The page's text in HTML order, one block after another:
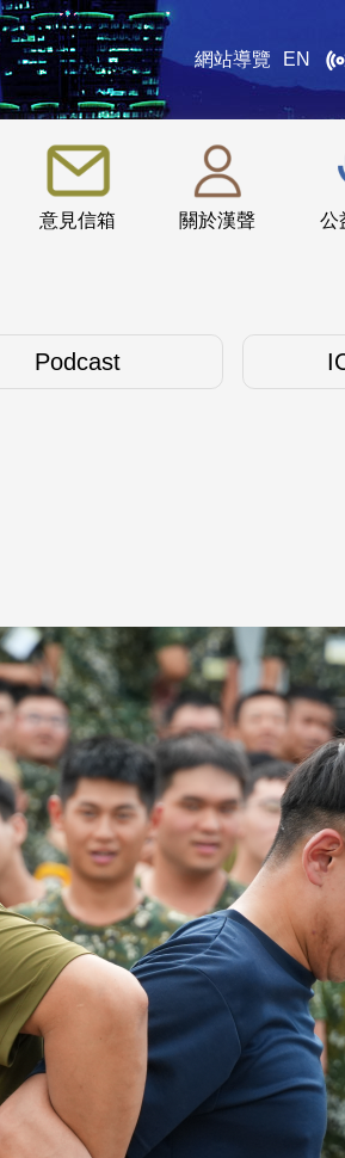
網站導覽 EN
意見信箱 關於漢聲 公
:::
Podcast